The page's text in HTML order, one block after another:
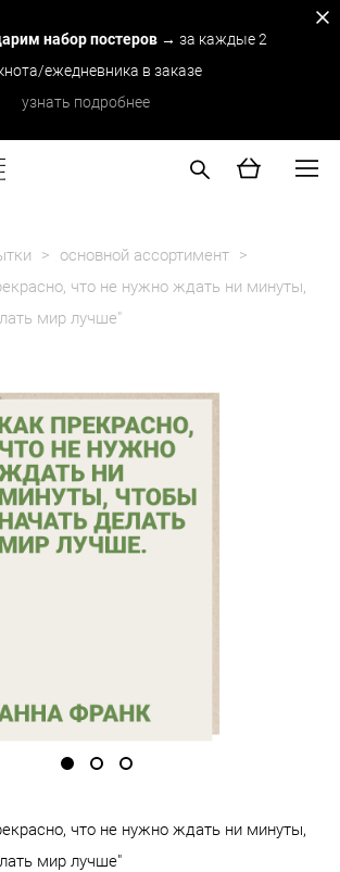
набор постеров→ за каждые 2
ежедневника в заказе
узнать подробнее
> основной ассортимент >
что не нужно ждать ни минуты,
мир лучше"
что не нужно ждать ни минуты,
мир лучше"